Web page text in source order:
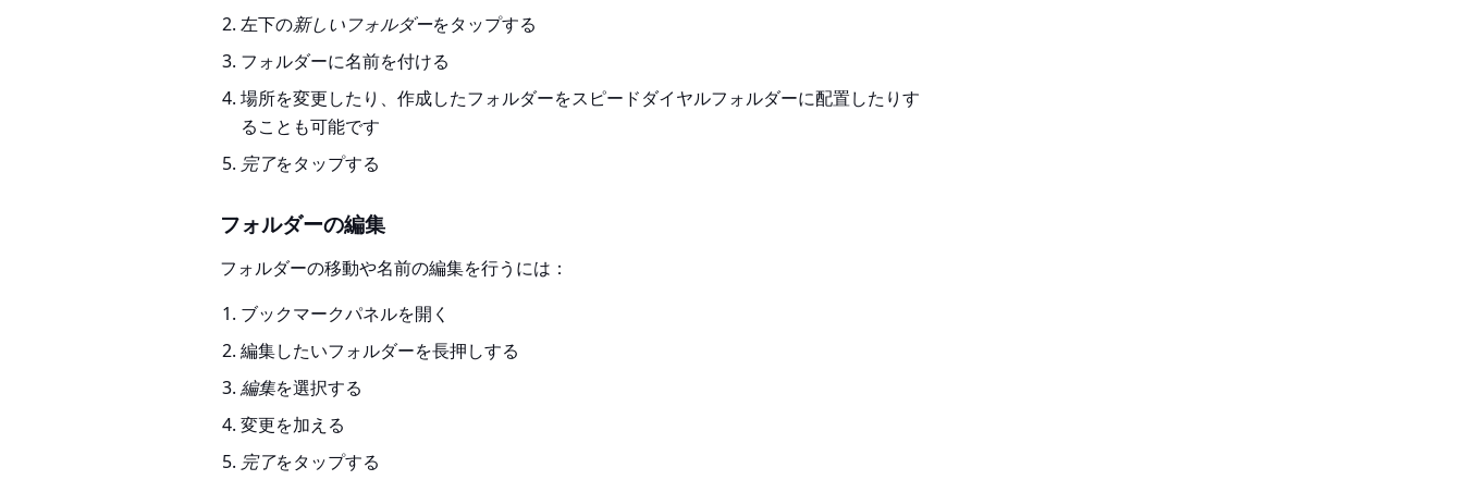
左下の新しいフォルダーをタップする
フォルダーに名前を付ける
場所を変更したり、作成したフォルダーをスピードダイヤルフォルダーに配置したりす
ることも可能です
完了をタップする
フォルダーの編集
フォルダーの移動や名前の編集を行うには：
ブックマークパネルを開く
編集したいフォルダーを長押しする
編集を選択する
変更を加える
完了をタップする